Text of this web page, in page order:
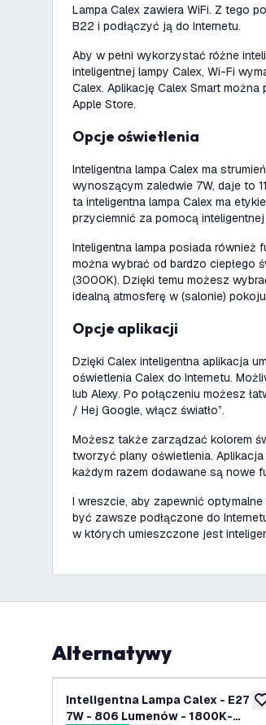
Lampa Calex zawiera WiFi. Z tego
B22 i podłączyć ją do Internetu.
Aby w pełni wykorzystać różne
inteligentnej lampy Calex, Wi-Fi
Calex. Aplikację Calex Smart
Apple Store.
Opcje oświetlenia
Inteligentna lampa Calex ma
wynoszącym zaledwie 7W, daje to
ta inteligentna lampa Calex ma
przyciemnić za pomocą
Inteligentna lampa posiada również
można wybrać od bardzo ciepłego
(3000K). Dzięki temu możesz
idealną atmosferę w (salonie)
Opcje aplikacji
Dzięki Calex inteligentna aplikacja
oświetlenia Calex do Internetu.
lub Alexy. Po połączeniu możesz
/ Hej Google, włącz światło”.
Możesz także zarządzać kolorem
tworzyć plany oświetlenia.
każdym razem dodawane są nowe
I wreszcie, aby zapewnić
być zawsze podłączone do
w których umieszczone jest
Alternatywy
Inteligentna Lampa Calex - E27 -
7W - 806 Lumenów - 1800K-